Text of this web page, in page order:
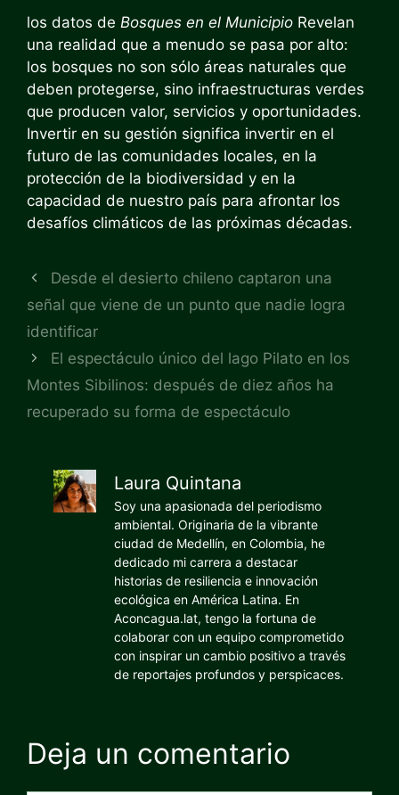
los datos de Bosques en el Municipio Revelan
una realidad que a menudo se pasa por alto:
los bosques no son sólo áreas naturales que
deben protegerse, sino infraestructuras verdes
que producen valor, servicios y oportunidades.
Invertir en su gestión significa invertir en el
futuro de las comunidades locales, en la
protección de la biodiversidad y en la
capacidad de nuestro país para afrontar los
desafíos climáticos de las próximas décadas.
Desde el desierto chileno captaron una
señal que viene de un punto que nadie logra
identificar
El espectáculo único del lago Pilato en los
Montes Sibilinos: después de diez años ha
recuperado su forma de espectáculo
Laura Quintana
Soy una apasionada del periodismo
ambiental. Originaria de la vibrante
ciudad de Medellín, en Colombia, he
dedicado mi carrera a destacar
historias de resiliencia e innovación
ecológica en América Latina. En
Aconcagua.lat, tengo la fortuna de
colaborar con un equipo comprometido
con inspirar un cambio positivo a través
de reportajes profundos y perspicaces.
Deja un comentario